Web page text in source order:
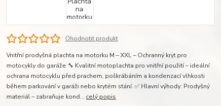
Ohodnotit produkt
Vnitřní prodyšná plachta na motorku M – XXL – Ochranný kryt pro
motocykly do garáže 🔧 Kvalitní motoplachta pro vnitřní použití – ideální
ochrana motocyklu před prachem, poškrábáním a kondenzací vlhkosti
během parkování v garáži nebo krytém stání. ✅ Hlavní výhody: Prodyšný
materiál – zabraňuje kond... celý popis